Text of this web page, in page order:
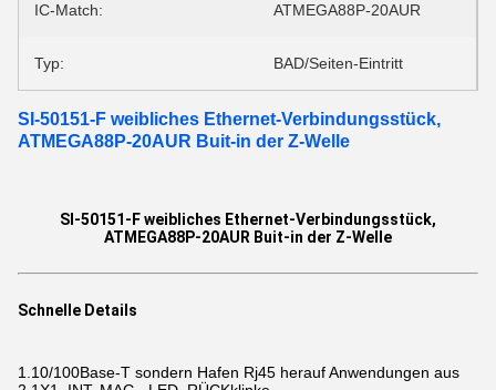
IC-Match: ATMEGA88P-20AUR
Typ: BAD/Seiten-Eintritt
SI-50151-F weibliches Ethernet-Verbindungsstück,
ATMEGA88P-20AUR Buit-in der Z-Welle
SI-50151-F weibliches Ethernet-Verbindungsstück,
ATMEGA88P-20AUR Buit-in der Z-Welle
Schnelle Details
1.10/100Base-T sondern Hafen Rj45 herauf Anwendungen aus